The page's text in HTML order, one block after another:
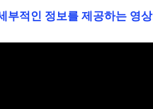
부적인 정보를 제공하는 영